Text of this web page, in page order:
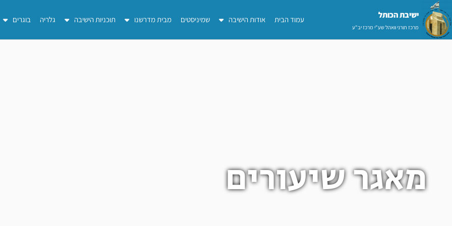
דילוג
לתוכן
ישיבת הכותל​
מרכז תורני וואהל שע"י מרכז יב"ע
עמוד הבית אודות הישיבה שמיניסטים מבית מדרשנו תוכניות הישיבה גלריה בוגרים
מאגר שיעורים